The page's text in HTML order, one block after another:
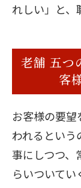
れしい」と、
老舗 五つ
客
お客様の要
われるという
事にしつつ、
らいついて